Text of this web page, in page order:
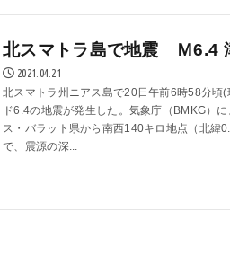
北スマトラ島で地震 Ｍ6.4
2021.04.21
北スマトラ州ニアス島で20日午前6時58分頃
ド6.4の地震が発生した。気象庁（BMKG）
ス・バラット県から南西140キロ地点（北緯
で、震源の深...